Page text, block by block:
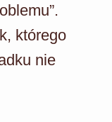
którego
nie